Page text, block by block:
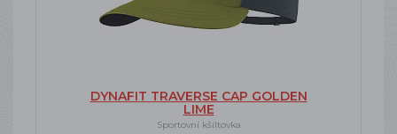
DYNAFIT TRAVERSE CAP GOLDEN
LIME
Sportovní kšiltovka